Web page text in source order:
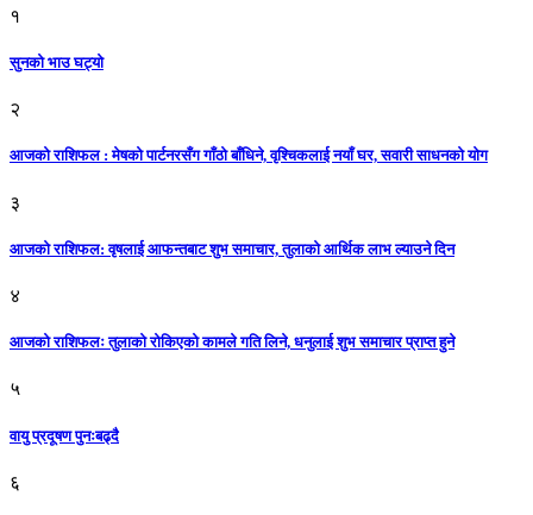
१
सुनको भाउ घट्याे
२
आजको राशिफल : मेषको पार्टनरसँग गाँठो बाँधिने, वृश्चिकलाई नयाँ घर, सवारी साधनकाे याेग
३
आजकाे राशिफल: वृषलाई आफन्तबाट शुभ समाचार, तुलाकाे आर्थिक लाभ ल्याउने दिन
४
आजको राशिफलः तुलाकाे रोकिएको कामले गति लिने, धनुलाई शुभ समाचार प्राप्त हुने
५
वायु प्रदूषण पुनःबढ्दै
६